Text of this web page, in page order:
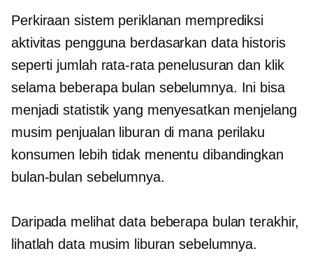
Perkiraan sistem periklanan memprediksi
aktivitas pengguna berdasarkan data historis
seperti jumlah rata-rata penelusuran dan klik
selama beberapa bulan sebelumnya. Ini bisa
menjadi statistik yang menyesatkan menjelang
musim penjualan liburan di mana perilaku
konsumen lebih tidak menentu dibandingkan
bulan-bulan sebelumnya.
Daripada melihat data beberapa bulan terakhir,
lihatlah data musim liburan sebelumnya.